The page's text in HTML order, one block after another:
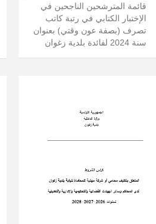
قائمة المترشحين الناجحين في
الإختبار الكتابي في رتبة كاتب
تصرف (بصفة عون وقتي) بعنوان
سنة 2024 لفائدة بلدية زغوان